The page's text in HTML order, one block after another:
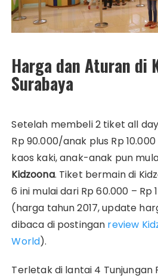
Harga dan Aturan di
Surabaya
Setelah membeli 2 tiket all
Rp 90.000/anak plus Rp
kaos kaki, anak-anak pun
Kidzoona. Tiket bermain di
6 ini mulai dari Rp 60.000 – Rp
(harga tahun 2017, update
dibaca di postingan review
World).
Terletak di lantai 4 Tunjungan